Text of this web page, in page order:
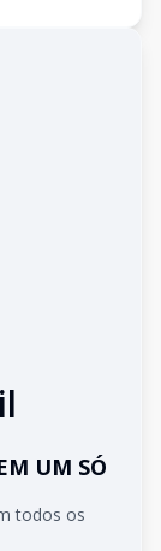
UM SÓ
todos os